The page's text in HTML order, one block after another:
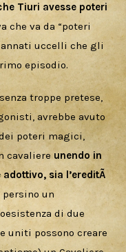
Tiuri avesse poteri
che va da “poteri
uccelli che gli
episodio.
troppe pretese,
avrebbe avuto
poteri magici,
cavaliere unendo in
adottivo, sia l’ereditÃ
persino un
di due
uniti possono creare